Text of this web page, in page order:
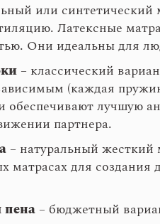
или
Латексные
Они идеальны для
– классический
(каждая
обеспечивают лучшую
партнера.
– натуральный жесткий
матрасах для
пена – бюджетный